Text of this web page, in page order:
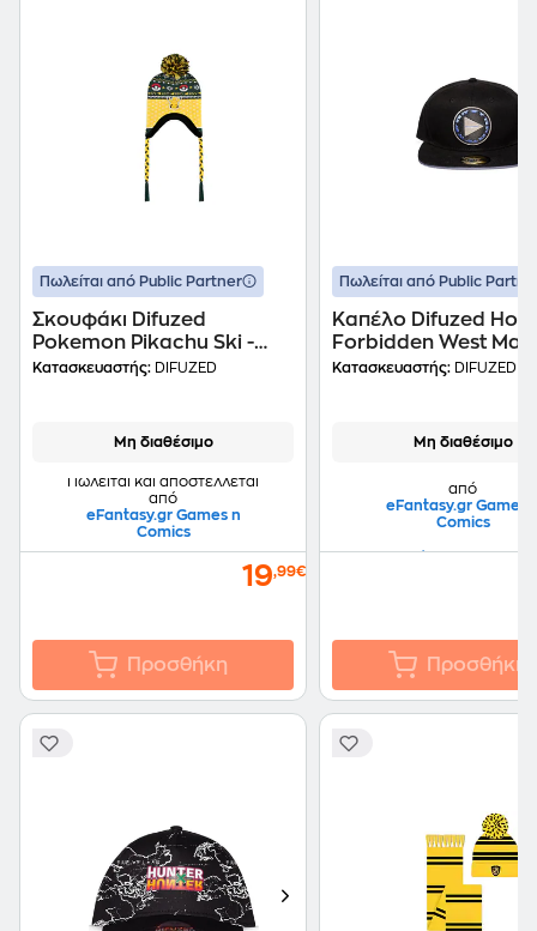
Πωλείται από Public Partner
Σκουφάκι Difuzed
Pokemon Pikachu Ski -
Πολύχρωμο
Κατασκευαστής: DIFUZED
Μη διαθέσιμο
Πωλείται και αποστέλλεται
από
eFantasy.gr Games n
Comics
19,99€
Προσθήκη
Πωλείται από Public
Καπέλο Difuzed
Forbidden West
Κατασκευαστής: DIFUZED
Μη διαθέσιμο
από
eFantasy.gr Games
Comics
+ 1 ακόμα Public
Προσθήκη